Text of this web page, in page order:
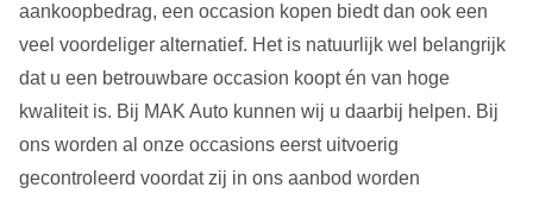
aankoopbedrag, een occasion kopen biedt dan ook een
veel voordeliger alternatief. Het is natuurlijk wel belangrijk
dat u een betrouwbare occasion koopt én van hoge
kwaliteit is. Bij MAK Auto kunnen wij u daarbij helpen. Bij
ons worden al onze occasions eerst uitvoerig
gecontroleerd voordat zij in ons aanbod worden